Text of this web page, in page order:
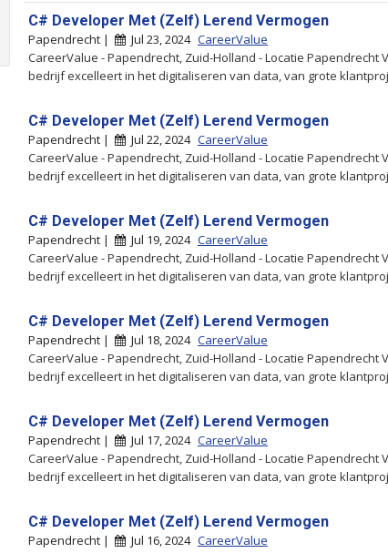
C# Developer Met (Zelf) Lerend Vermogen
Papendrecht | Jul 23, 2024 CareerValue
CareerValue - Papendrecht, Zuid-Holland - Locatie Papendrecht
bedrijf excelleert in het digitaliseren van data, van grote
C# Developer Met (Zelf) Lerend Vermogen
Papendrecht | Jul 22, 2024 CareerValue
CareerValue - Papendrecht, Zuid-Holland - Locatie Papendrecht
bedrijf excelleert in het digitaliseren van data, van grote
C# Developer Met (Zelf) Lerend Vermogen
Papendrecht | Jul 19, 2024 CareerValue
CareerValue - Papendrecht, Zuid-Holland - Locatie Papendrecht
bedrijf excelleert in het digitaliseren van data, van grote
C# Developer Met (Zelf) Lerend Vermogen
Papendrecht | Jul 18, 2024 CareerValue
CareerValue - Papendrecht, Zuid-Holland - Locatie Papendrecht
bedrijf excelleert in het digitaliseren van data, van grote
C# Developer Met (Zelf) Lerend Vermogen
Papendrecht | Jul 17, 2024 CareerValue
CareerValue - Papendrecht, Zuid-Holland - Locatie Papendrecht
bedrijf excelleert in het digitaliseren van data, van grote
C# Developer Met (Zelf) Lerend Vermogen
Papendrecht | Jul 16, 2024 CareerValue